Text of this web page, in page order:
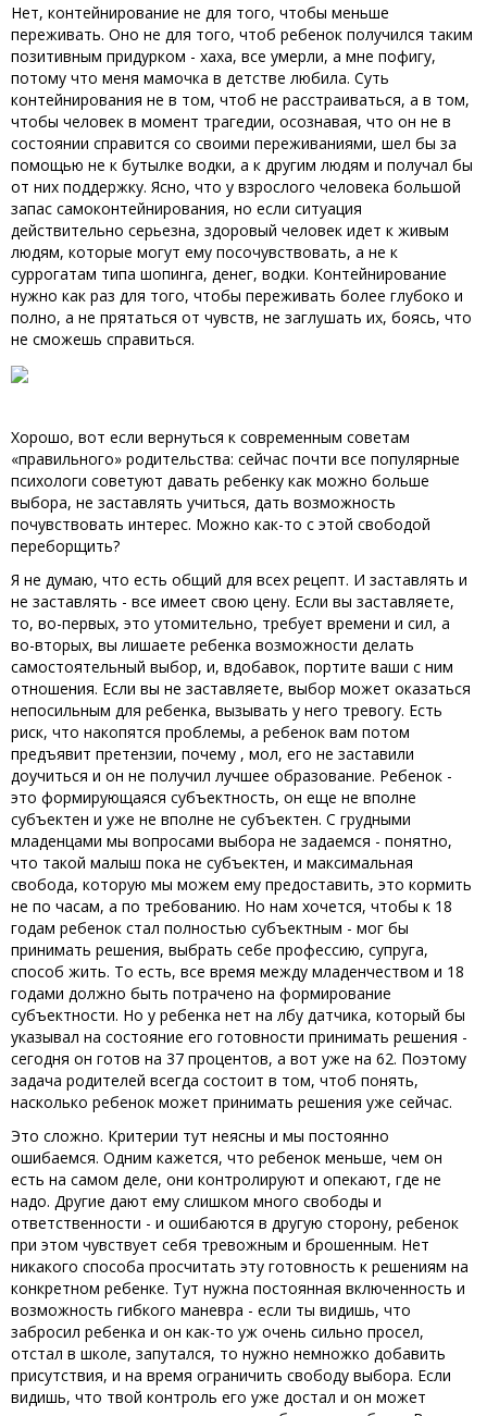
Нет, контейнирование не для того, чтобы меньше
переживать. Оно не для того, чтоб ребенок получился таким
позитивным придурком - хаха, все умерли, а мне пофигу,
потому что меня мамочка в детстве любила. Суть
контейнирования не в том, чтоб не расстраиваться, а в том,
чтобы человек в момент трагедии, осознавая, что он не в
состоянии справится со своими переживаниями, шел бы за
помощью не к бутылке водки, а к другим людям и получал бы
от них поддержку. Ясно, что у взрослого человека большой
запас самоконтейнирования, но если ситуация
действительно серьезна, здоровый человек идет к живым
людям, которые могут ему посочувствовать, а не к
суррогатам типа шопинга, денег, водки. Контейнирование
нужно как раз для того, чтобы переживать более глубоко и
полно, а не прятаться от чувств, не заглушать их, боясь, что
не сможешь справиться.
Хорошо, вот если вернуться к современным советам
«правильного» родительства: сейчас почти все популярные
психологи советуют давать ребенку как можно больше
выбора, не заставлять учиться, дать возможность
почувствовать интерес. Можно как-то с этой свободой
переборщить?
Я не думаю, что есть общий для всех рецепт. И заставлять и
не заставлять - все имеет свою цену. Если вы заставляете,
то, во-первых, это утомительно, требует времени и сил, а
во-вторых, вы лишаете ребенка возможности делать
самостоятельный выбор, и, вдобавок, портите ваши с ним
отношения. Если вы не заставляете, выбор может оказаться
непосильным для ребенка, вызывать у него тревогу. Есть
риск, что накопятся проблемы, а ребенок вам потом
предъявит претензии, почему , мол, его не заставили
доучиться и он не получил лучшее образование. Ребенок -
это формирующаяся субъектность, он еще не вполне
субъектен и уже не вполне не субъектен. С грудными
младенцами мы вопросами выбора не задаемся - понятно,
что такой малыш пока не субъектен, и максимальная
свобода, которую мы можем ему предоставить, это кормить
не по часам, а по требованию. Но нам хочется, чтобы к 18
годам ребенок стал полностью субъектным - мог бы
принимать решения, выбрать себе профессию, супруга,
способ жить. То есть, все время между младенчеством и 18
годами должно быть потрачено на формирование
субъектности. Но у ребенка нет на лбу датчика, который бы
указывал на состояние его готовности принимать решения -
сегодня он готов на 37 процентов, а вот уже на 62. Поэтому
задача родителей всегда состоит в том, чтоб понять,
насколько ребенок может принимать решения уже сейчас.
Это сложно. Критерии тут неясны и мы постоянно
ошибаемся. Одним кажется, что ребенок меньше, чем он
есть на самом деле, они контролируют и опекают, где не
надо. Другие дают ему слишком много свободы и
ответственности - и ошибаются в другую сторону, ребенок
при этом чувствует себя тревожным и брошенным. Нет
никакого способа просчитать эту готовность к решениям на
конкретном ребенке. Тут нужна постоянная включенность и
возможность гибкого маневра - если ты видишь, что
забросил ребенка и он как-то уж очень сильно просел,
отстал в школе, запутался, то нужно немножко добавить
присутствия, и на время ограничить свободу выбора. Если
видишь, что твой контроль его уже достал и он может